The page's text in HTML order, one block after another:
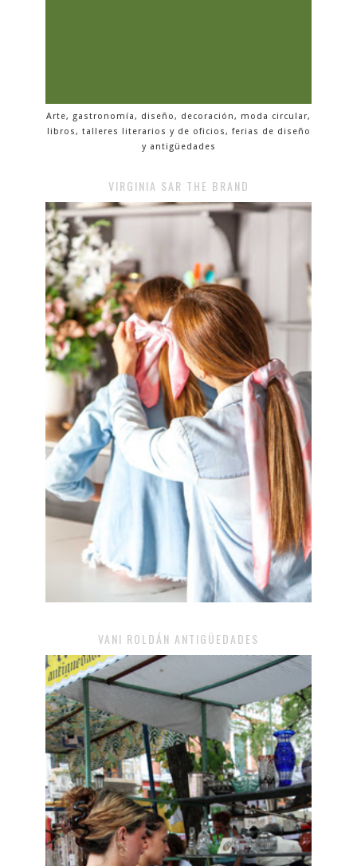
Arte, gastronomía, diseño, decoración, moda circular,
libros, talleres literarios y de oficios, ferias de diseño
y antigüedades
VIRGINIA SAR THE BRAND
VANI ROLDÁN ANTIGÜEDADES